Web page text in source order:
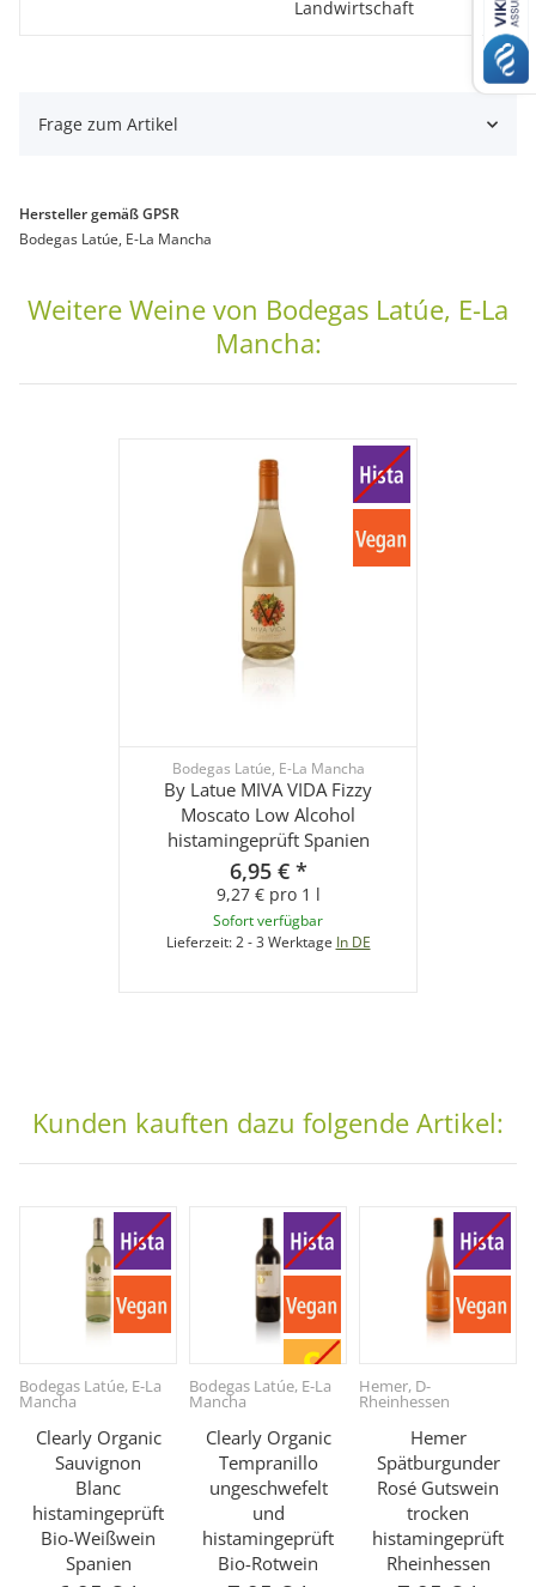
Landwirtschaft
Frage zum Artikel
Hersteller gemäß GPSR
Bodegas Latúe, E-La Mancha
Weitere Weine von Bodegas Latúe, E-La
Mancha:
Bodegas Latúe, E-La Mancha
By Latue MIVA VIDA Fizzy
Moscato Low Alcohol
histamingeprüft Spanien
6,95 € *
9,27 € pro 1 l
Sofort verfügbar
Lieferzeit:2 - 3 Werktage In DE
Kunden kauften dazu folgende Artikel:
Bodegas Latúe, E-La
Mancha
Clearly Organic
Sauvignon
Blanc
histamingeprüft
Bio-Weißwein
Spanien
Bodegas Latúe, E-La
Mancha
Clearly Organic
Tempranillo
ungeschwefelt
und
histamingeprüft
Bio-Rotwein
Hemer, D-
Rheinhessen
Hemer
Spätburgunder
Rosé Gutswein
trocken
histamingeprüft
Rheinhessen